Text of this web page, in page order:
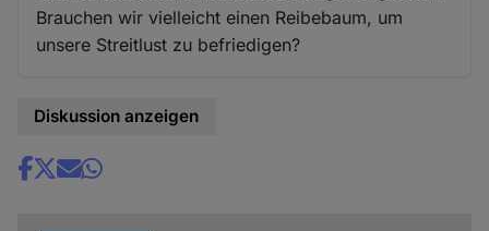
Brauchen wir vielleicht einen Reibebaum, um
unsere Streitlust zu befriedigen?
Diskussion anzeigen
Share